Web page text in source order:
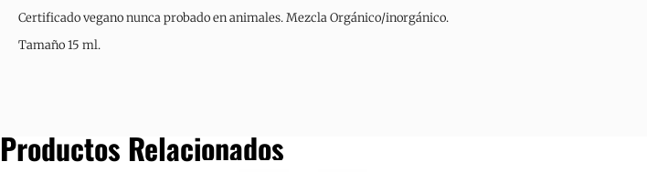
Certificado vegano nunca probado en animales. Mezcla Orgánico/inorgánico.
Tamaño 15 ml.
Productos Relacionados